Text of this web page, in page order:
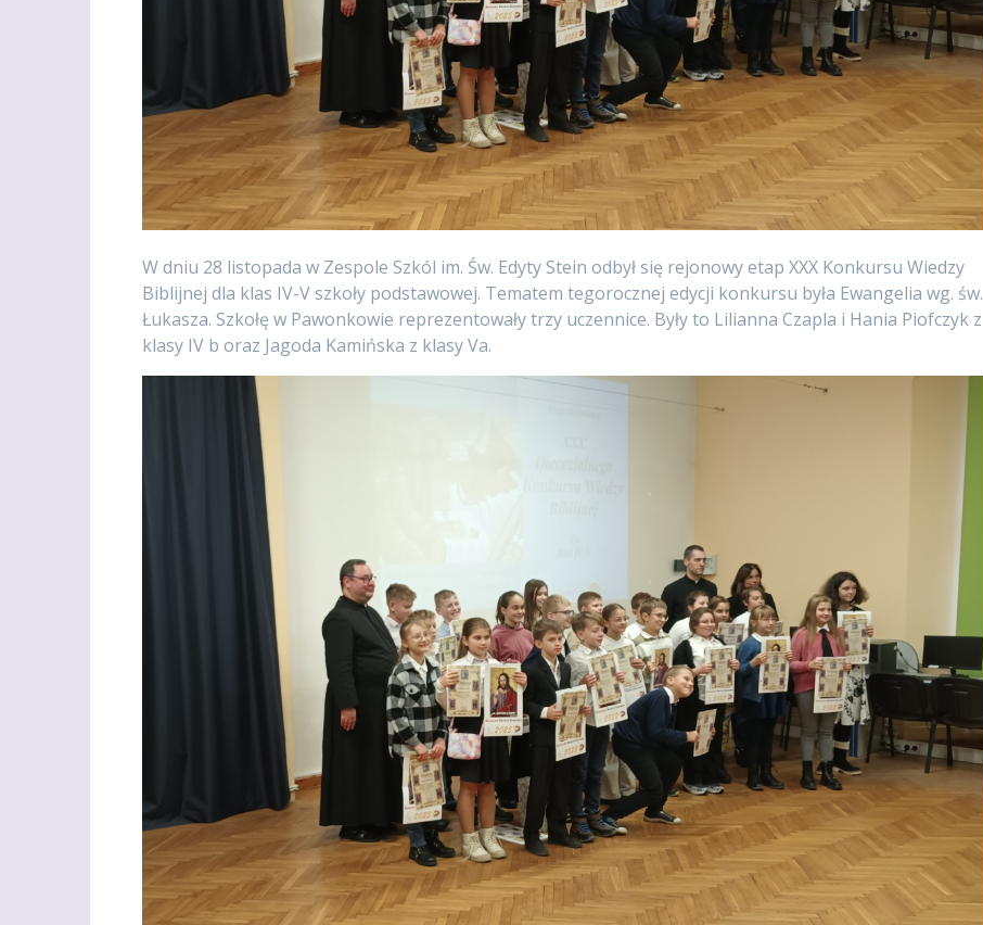
W dniu 28 listopada w Zespole Szkól im. Św. Edyty Stein odbył się rejonowy etap XXX Konkursu Wiedzy
Biblijnej dla klas IV-V szkoły podstawowej. Tematem tegorocznej edycji konkursu była Ewangelia wg. św.
Łukasza. Szkołę w Pawonkowie reprezentowały trzy uczennice. Były to Lilianna Czapla i Hania Piofczyk z
klasy IV b oraz Jagoda Kamińska z klasy Va.